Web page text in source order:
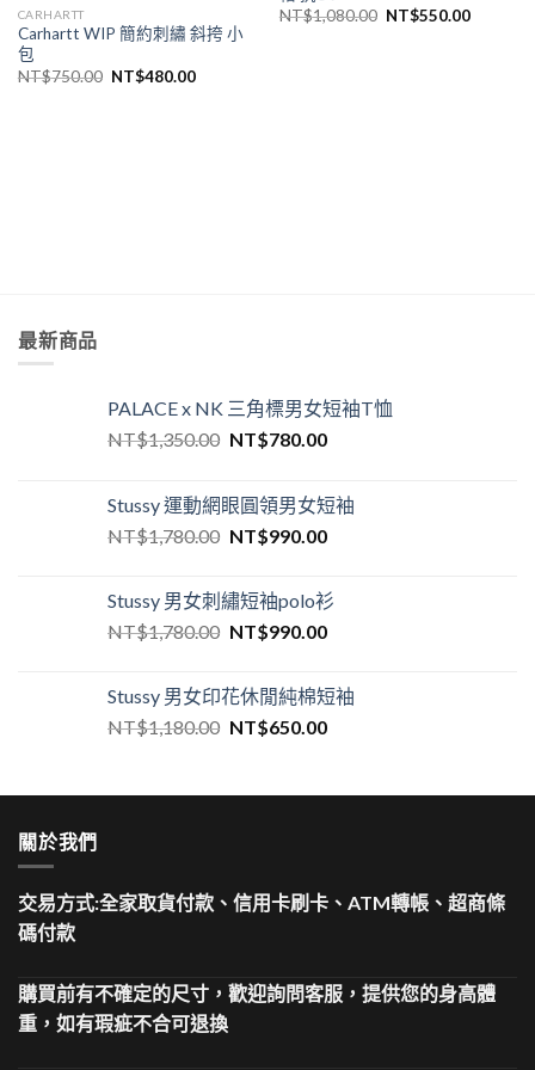
CARHARTT
Carhartt WIP 簡約刺繡 斜挎 小
包
NT$750.00 NT$480.00
NT$1,080.00 NT$550.00
最新商品
PALACE x NK 三角標男女短袖T恤
NT$1,350.00 NT$780.00
Stussy 運動網眼圓領男女短袖
NT$1,780.00 NT$990.00
Stussy 男女刺繡短袖polo衫
NT$1,780.00 NT$990.00
Stussy 男女印花休閒純棉短袖
NT$1,180.00 NT$650.00
關於我們
交易方式:全家取貨付款、信用卡刷卡、ATM轉帳、超商條
碼付款
購買前有不確定的尺寸，歡迎詢問客服，提供您的身高體
重，如有瑕疵不合可退換